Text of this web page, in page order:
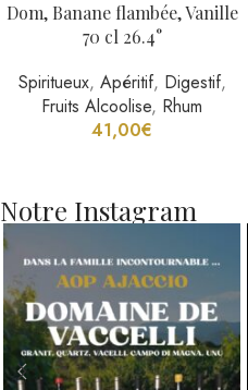
Dom, Banane flambée, Vanille
70 cl 26.4°
Spiritueux, Apéritif, Digestif,
Fruits Alcoolise, Rhum
41,00€
Notre Instagram